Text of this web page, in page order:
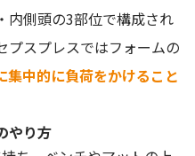
内側頭の3部位で構成され
プスプレスではフォームの
集中的に負荷をかけること
やり方